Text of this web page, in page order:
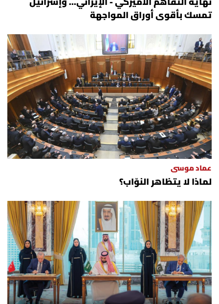
تمسك بأقوى أوراق المواجهة
عماد موسى
لماذا لا يتظاهر النوّاب؟